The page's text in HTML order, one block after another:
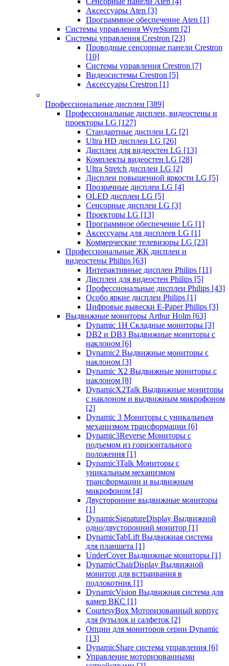
Аксессуары Aten [3]
Программное обеспечение Aten [1]
Системы управления WyreStorm [2]
Системы управления Crestron [23]
Проводные сенсорные панели Crestron
[10]
Системы управления Crestron [7]
Видеосистемы Crestron [5]
Аксессуары Crestron [1]
Профессиональные дисплеи [389]
Профессиональные дисплеи, видеостены и
проекторы LG [127]
Стандартные дисплеи LG [2]
Ultra HD дисплеи LG [26]
Дисплеи для видеостен LG [13]
Комплекты видеостен LG [28]
Ultra Stretch дисплеи LG [2]
Дисплеи повышенной яркости LG [5]
Прозрачные дисплеи LG [4]
OLED дисплеи LG [5]
Сенсорные дисплеи LG [3]
Проекторы LG [13]
Программное обеспечение LG [1]
Аксессуары для дисплеев LG [1]
Коммерческие телевизоры LG [23]
Профессиональные ЖК дисплеи и
видеостены Philips [63]
Интерактивные дисплеи Philips [11]
Дисплеи для видеостен Philips [5]
Профессиональные дисплеи Philips [43]
Особо яркие дисплеи Philips [1]
Цифровые вывески E-Paper Philips [3]
Выдвижные мониторы Arthur Holm [63]
Dynamic 1Н Складные мониторы [3]
DB2 и DB3 Выдвижные мониторы с
наклоном [6]
Dynamic2 Выдвижные мониторы с
наклоном [3]
Dynamic X2 Выдвижные мониторы с
наклоном [8]
DynamicX2Talk Выдвижные мониторы
с наклоном и выдвижным микрофоном
[2]
Dynamic 3 Мониторы с уникальным
механизмом трансформации [6]
Dynamic3Reverse Мониторы с
подъемом из горизонтального
положения [1]
Dynamic3Talk Мониторы с
уникальным механизмом
трансформации и выдвижным
микрофоном [4]
Двусторонние выдвижные мониторы
[1]
DynamicSignatureDisplay Выдвижной
одно/двусторонний монитор [1]
DynamicTabLift Выдвижная система
для планшета [1]
UnderCover Выдвижные мониторы [1]
DynamicChairDisplay Выдвижной
монитор для встраивания в
подлокотник [1]
DynamicVision Выдвижная система для
камер ВКС [1]
CourtesyBox Моторизованный корпус
для бутылок и салфеток [2]
Опции для мониторов серии Dynamic
[13]
DynamicShare система управления [6]
Управление моторизованными